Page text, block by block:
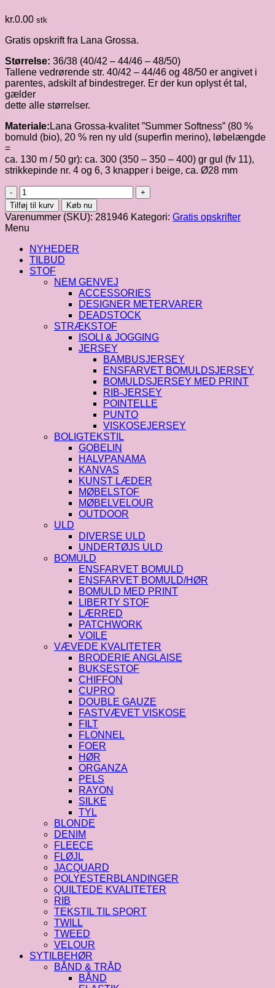
kr.0.00 stk
Gratis opskrift fra Lana Grossa.
Størrelse: 36/38 (40/42 – 44/46 – 48/50)
Tallene vedrørende str. 40/42 – 44/46 og 48/50 er angivet i
parentes, adskilt af bindestreger. Er der kun oplyst ét tal,
gælder
dette alle størrelser.
Materiale: Lana Grossa-kvalitet”Summer Softness” (80 %
bomuld (bio), 20 % ren ny uld (superfin merino), løbelængde
=
ca. 130 m / 50 gr): ca. 300 (350 – 350 – 400) gr gul (fv 11),
strikkepinde nr. 4 og 6, 3 knapper i beige, ca. Ø28 mm
Summer
Softness
|
Raglanjakke
-
model
4
antal
Tilføj til kurv Køb nu
Varenummer (SKU): 281946 Kategori: Gratis opskrifter
Menu
NYHEDER
TILBUD
STOF
NEM GENVEJ
ACCESSORIES
DESIGNER METERVARER
DEADSTOCK
STRÆKSTOF
ISOLI & JOGGING
JERSEY
BAMBUSJERSEY
ENSFARVET BOMULDSJERSEY
BOMULDSJERSEY MED PRINT
RIB-JERSEY
POINTELLE
PUNTO
VISKOSEJERSEY
BOLIGTEKSTIL
GOBELIN
HALVPANAMA
KANVAS
KUNST LÆDER
MØBELSTOF
MØBELVELOUR
OUTDOOR
ULD
DIVERSE ULD
UNDERTØJS ULD
BOMULD
ENSFARVET BOMULD
ENSFARVET BOMULD/HØR
BOMULD MED PRINT
LIBERTY STOF
LÆRRED
PATCHWORK
VOILE
VÆVEDE KVALITETER
BRODERIE ANGLAISE
BUKSESTOF
CHIFFON
CUPRO
DOUBLE GAUZE
FASTVÆVET VISKOSE
FILT
FLONNEL
FOER
HØR
ORGANZA
PELS
RAYON
SILKE
TYL
BLONDE
DENIM
FLEECE
FLØJL
JACQUARD
POLYESTERBLANDINGER
QUILTEDE KVALITETER
RIB
TEKSTIL TIL SPORT
TWILL
TWEED
VELOUR
SYTILBEHØR
BÅND & TRÅD
BÅND